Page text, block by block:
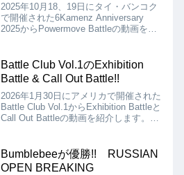
2025年10月18、19日にタイ・バンコク
で開催された6Kamenz Anniversary
2025からPowermove Battleの動画を紹
勝となりました!!
Battle Club Vol.1のExhibition
Battle & Call Out Battle!!
2026年1月30日にアメリカで開催された
Battle Club Vol.1からExhibition Battleと
Call Out Battleの動画を紹介します。
Emma、Call Out Battleは、Gravity Vs
Tsukki!!
Bumblebeeが優勝!! RUSSIAN
OPEN BREAKING